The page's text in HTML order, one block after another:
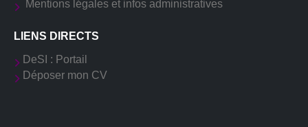
Mentions légales et infos administratives
LIENS DIRECTS
DeSI : Portail
Déposer mon CV